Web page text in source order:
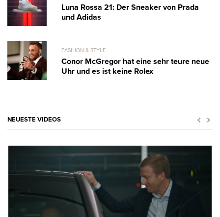
Luna Rossa 21: Der Sneaker von Prada
und Adidas
FASHION & STYLE
Conor McGregor hat eine sehr teure neue
Uhr und es ist keine Rolex
NEUESTE VIDEOS